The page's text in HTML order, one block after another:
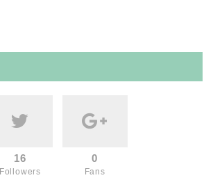
16
Followers
0
Fans